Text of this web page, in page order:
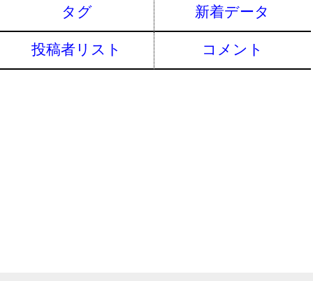
タグ 新着データ
投稿者リスト コメント